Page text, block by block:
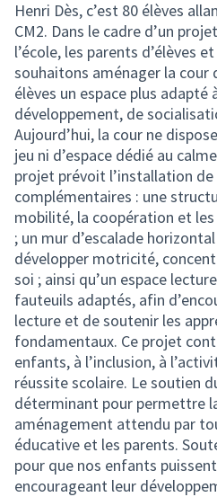
Henri Dès, c’est 80 élèves
CM2. Dans le cadre d’un
l’école, les parents d’élèves
souhaitons aménager la cour
élèves un espace plus adapté
développement, de
Aujourd’hui, la cour ne
jeu ni d’espace dédié au
projet prévoit l’installation
complémentaires : une
mobilité, la coopération et
; un mur d’escalade
développer motricité,
soi ; ainsi qu’un espace
fauteuils adaptés, afin
lecture et de soutenir les
fondamentaux. Ce projet
enfants, à l’inclusion, à
réussite scolaire. Le soutien
déterminant pour permettre
aménagement attendu par
éducative et les parents.
pour que nos enfants
encourageant leur